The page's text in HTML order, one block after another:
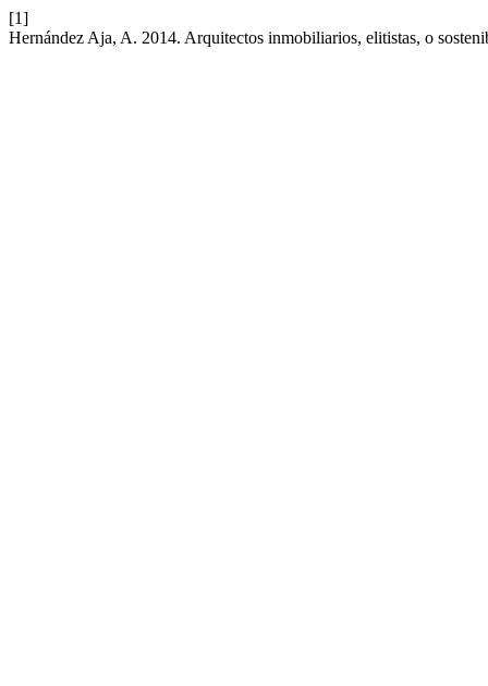
[1]
Hernández Aja, A. 2014. Arquitectos inmobiliarios, elitistas, o